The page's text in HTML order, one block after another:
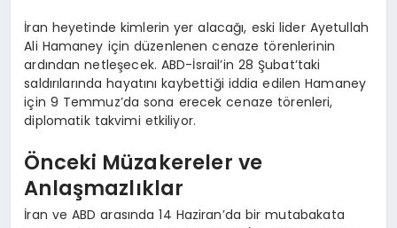
İran heyetinde kimlerin yer alacağı, eski lider Ayetullah
Ali Hamaney için düzenlenen cenaze törenlerinin
ardından netleşecek. ABD-İsrail’in 28 Şubat’taki
saldırılarında hayatını kaybettiği iddia edilen Hamaney
için 9 Temmuz’da sona erecek cenaze törenleri,
diplomatik takvimi etkiliyor.
Önceki Müzakereler ve
Anlaşmazlıklar
İran ve ABD arasında 14 Haziran’da bir mutabakata